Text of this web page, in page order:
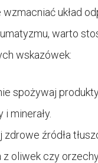
układ
warto
wskazówek:
spożywaj
minerały.
zdrowe źródła
z oliwek czy